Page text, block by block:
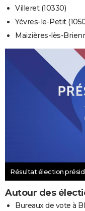
Villeret (10330)
Yèvres-le-Petit
Maizières-lès-
Résultat élection
Autour des
Bureaux de vote à